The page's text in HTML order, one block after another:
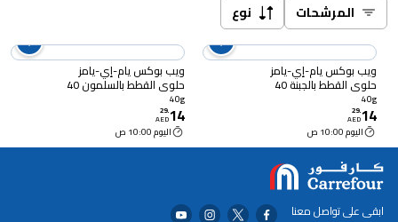
المرشحات نوع
ويب بوكس يام-إي-يامز ​​
حلوى القطط بالجبنة 40
غرام
40g
14
.
29
AED
اليوم 10:00 ص
ويب بوكس ​​يام-إي-يامز
حلوى القطط بالسلمون 40
غرام
40g
14
.
29
AED
اليوم 10:00 ص
ابقى على تواصل معنا